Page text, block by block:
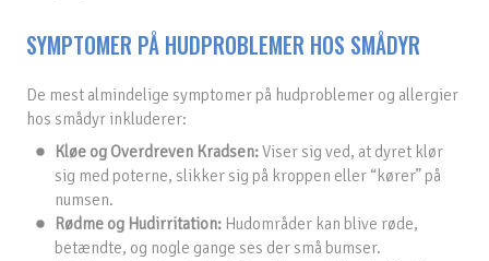
SYMPTOMER PÅ HUDPROBLEMER HOS SMÅDYR
De mest almindelige symptomer på hudproblemer og allergier
hos smådyr inkluderer:
Kløe og Overdreven Kradsen:Viser sig ved, at dyret klør
sig med poterne, slikker sig på kroppen eller “kører” på
numsen.
Rødme og Hudirritation: Hudområder kan blive røde,
betændte, og nogle gange ses der små bumser.